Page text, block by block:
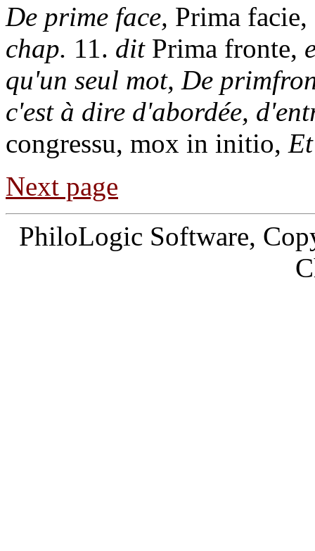
De prime face, Prima facie,
chap. 11. ditPrima fronte,
qu'un seul mot, De
c'est à dire d'abordée,
congressu, mox in initio,
Next page
PhiloLogic Software,